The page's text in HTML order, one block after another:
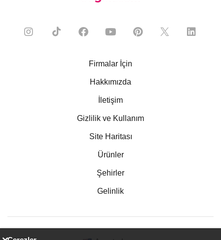
Firmalar İçin
Hakkımızda
İletişim
Gizlilik ve Kullanım
Site Haritası
Ürünler
Şehirler
Gelinlik